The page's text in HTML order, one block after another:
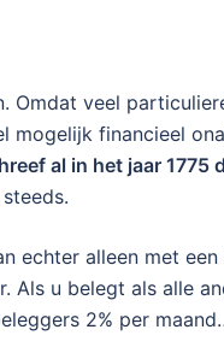
Omdat veel
mogelijk financieel
al in het jaar
echter alleen met
u belegt als alle
2% per